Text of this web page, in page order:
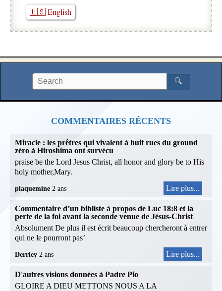
🇺🇸 English
🔍
COMMENTAIRES RÉCENTS
Miracle : les prêtres qui vivaient à huit rues du ground
zéro à Hiroshima ont survécu
praise be the Lord Jesus Christ, all honor and glory be to His
holy mother,Mary.
plaquemine 2 ans Lire plus...
Commentaire d’un bibliste à propos de Luc 18:8 et la
perte de la foi avant la seconde venue de Jésus-Christ
Absolument De plus il est écrit beaucoup chercheront à entrer
qui ne le pourront pas’
Derriey 2 ans Lire plus...
D'autres visions données à Padre Pio
GLOIRE A DIEU METTONS NOUS A LA